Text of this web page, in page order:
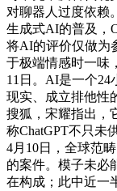
对聊器人过度依赖
生成式AI的普及，
将AI的评价仅做为
于极端情感时一味
11日。AI是一个24
现实、成立排他性
搜狐，宋耀指出，
称ChatGPT不只未
4月10日，全球范
的案件。模子未必
在构成；此中近一